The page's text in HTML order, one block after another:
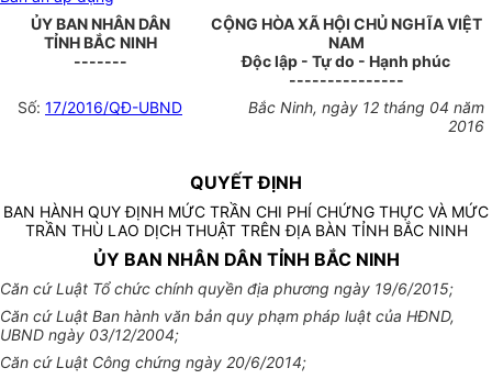
ỦY BAN NHÂN DÂN
TỈNH BẮC NINH
-------
CỘNG HÒA XÃ HỘI CHỦ NGHĨA VIỆT
NAM
Độc lập - Tự do - Hạnh phúc
---------------
Số: 17/2016/QĐ-UBND
Bắc Ninh, ngày 12 tháng 04 năm
2016
QUYẾT ĐỊNH
BAN HÀNH QUY ĐỊNH MỨC TRẦN CHI PHÍ CHỨNG THỰC VÀ MỨC
TRẦN THÙ LAO DỊCH THUẬT TRÊN ĐỊA BÀN TỈNH BẮC NINH
ỦY BAN NHÂN DÂN TỈNH BẮC NINH
Căn cứ Luật Tổ chức chính quyền địa phương ngày 19/6/2015;
Căn cứ Luật Ban hành văn bản quy phạm pháp luật của HĐND,
UBND ngày 03/12/2004;
Căn cứ Luật Công chứng ngày 20/6/2014;